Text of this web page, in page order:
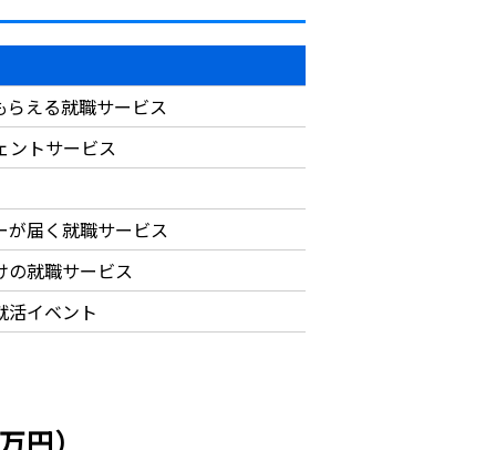
える就職サービス
ントサービス
届く就職サービス
の就職サービス
活イベント
円）